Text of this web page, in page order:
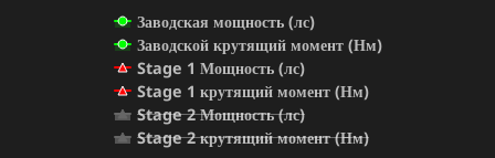
Заводская мощность (лс)
Заводской крутящий момент (Нм)
Stage 1 Мощность (лс)
Stage 1 крутящий момент (Нм)
Stage 2 Мощность (лс)
Stage 2 крутящий момент (Нм)